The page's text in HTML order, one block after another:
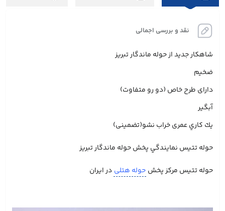
نقد و بررسی اجمالی
شاهكار جديد از حوله ماندگار تبريز
ضخيم
دارای طرح خاص (دو رو متفاوت)
آبگير
يك كاري عمری خراب نشو(تضمينی)
حوله تتيس نمايندگي پخش حوله ماندگار تبريز
حوله تتيس مركز پخش حوله هتلی در ايران